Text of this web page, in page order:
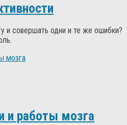
и совершать одни и те же ошибки?
и работы мозга